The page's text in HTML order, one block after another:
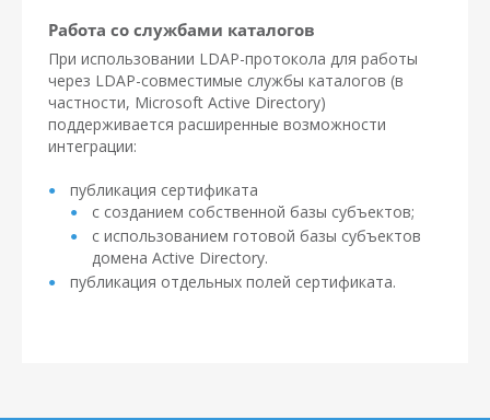
Работа со службами каталогов
При использовании LDAP-протокола для работы
через LDAP-совместимые службы каталогов (в
частности, Microsoft Active Directory)
поддерживается расширенные возможности
интеграции:
публикация сертификата
с созданием собственной базы субъектов;
с использованием готовой базы субъектов
домена Active Directory.
публикация отдельных полей сертификата.